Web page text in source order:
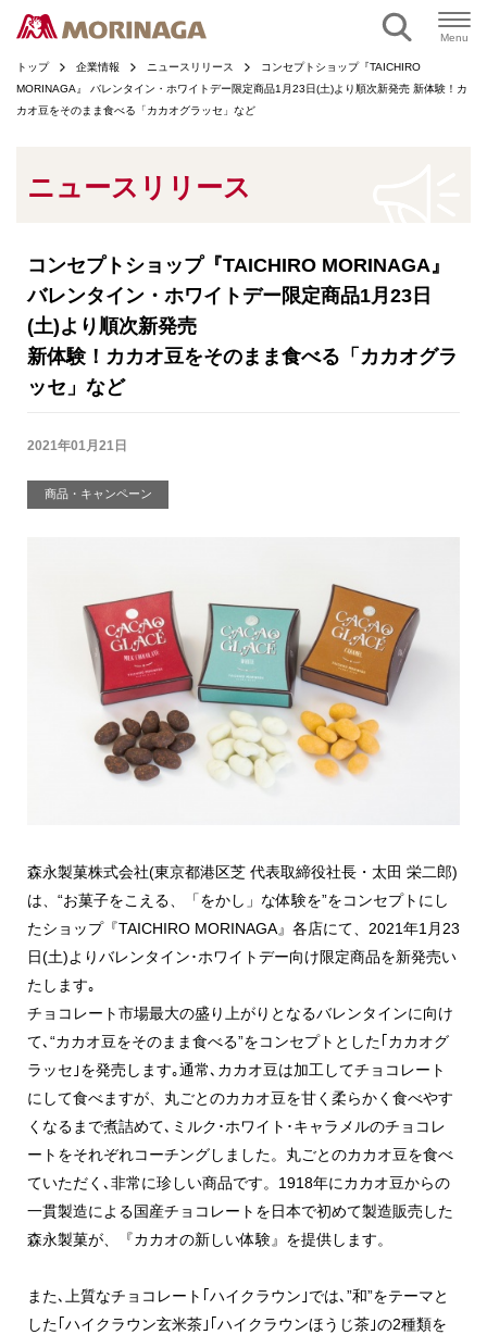
Menu
トップ 企業情報 ニュースリリース
コンセプトショップ『TAICHIRO
MORINAGA』 バレンタイン・ホワイトデー限定商品1月23日(土)より順次新発売 新体験！カ
カオ豆をそのまま食べる「カカオグラッセ」など
ニュースリリース
コンセプトショップ『TAICHIRO MORINAGA』
バレンタイン・ホワイトデー限定商品1月23日
(土)より順次新発売
新体験！カカオ豆をそのまま食べる「カカオグラ
ッセ」など
2021年01月21日
商品・キャンペーン
森永製菓株式会社(東京都港区芝 代表取締役社長・太田 栄二郎)
は、“お菓子をこえる、「をかし」な体験を”をコンセプトにし
たショップ『TAICHIRO MORINAGA』各店にて、2021年1月23
日(土)よりバレンタイン･ホワイトデー向け限定商品を新発売い
たします｡
チョコレート市場最大の盛り上がりとなるバレンタインに向け
て､“カカオ豆をそのまま食べる”をコンセプトとした｢カカオグ
ラッセ｣を発売します｡通常､カカオ豆は加工してチョコレート
にして食べますが、丸ごとのカカオ豆を甘く柔らかく食べやす
くなるまで煮詰めて､ミルク･ホワイト･キャラメルのチョコレ
ートをそれぞれコーチングしました。丸ごとのカカオ豆を食べ
ていただく､非常に珍しい商品です。1918年にカカオ豆からの
一貫製造による国産チョコレートを日本で初めて製造販売した
森永製菓が、『カカオの新しい体験』を提供します。
また､上質なチョコレート｢ハイクラウン｣では､”和”をテーマと
した｢ハイクラウン玄米茶｣｢ハイクラウンほうじ茶｣の2種類を